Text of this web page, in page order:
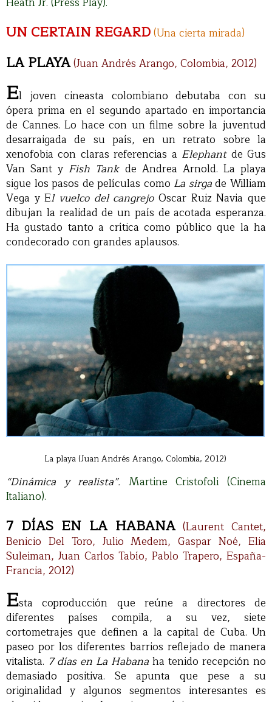
UN CERTAIN REGARD(Una cierta mirada)
LA PLAYA(Juan Andrés Arango, Colombia, 2012)
El joven cineasta colombiano debutaba con su
ópera prima en el segundo apartado en importancia
de Cannes. Lo hace con un filme sobre la juventud
desarraigada de su país, en un retrato sobre la
xenofobia con claras referencias a Elephantde Gus
Van Sant y Fish Tankde Andrea Arnold. La playa
sigue los pasos de películas como La sirgade William
Vega y El vuelco del cangrejoOscar Ruiz Navia que
dibujan la realidad de un país de acotada esperanza.
Ha gustado tanto a crítica como público que la ha
condecorado con grandes aplausos.
La playa (Juan Andrés Arango, Colombia, 2012)
“Dinámica y realista”. Martine Cristofoli (Cinema
Italiano).
7 DÍAS EN LA HABANA (Laurent Cantet,
Benicio Del Toro, Julio Medem, Gaspar Noé, Elia
Suleiman, Juan Carlos Tabío, Pablo Trapero, España-
Francia, 2012)
Esta coproducción que reúne a directores de
diferentes países compila, a su vez, siete
cortometrajes que definen a la capital de Cuba. Un
paseo por los diferentes barrios reflejado de manera
vitalista. 7 días en La Habana ha tenido recepción no
demasiado positiva. Se apunta que pese a su
originalidad y algunos segmentos interesantes es